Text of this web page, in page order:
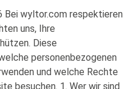
wyltor.com respektieren
uns, Ihre
Diese
personenbezogenen
und welche Rechte
besuchen. 1. Wer wir sind